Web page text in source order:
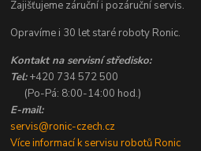
Zajišťujeme záruční i pozáruční servis.
Opravíme i 30 let staré roboty Ronic.
Kontakt na servisní středisko:
Tel:+420 734 572 500
(Po-Pá: 8:00-14:00 hod.)
E-mail:
servis@ronic-czech.cz
Více informací k servisu robotů Ronic